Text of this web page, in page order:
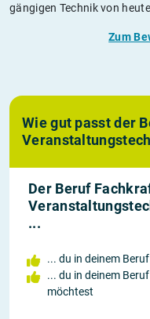
gängigen Technik von
Zum
Wie gut passt der
Der Beruf
...
... du in deinem
... du in deinem
möchtest